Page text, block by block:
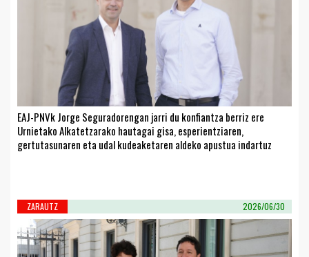
EAJ-PNVk Jorge Seguradorengan jarri du konfiantza berriz ere
Urnietako Alkatetzarako hautagai gisa, esperientziaren,
gertutasunaren eta udal kudeaketaren aldeko apustua indartuz
ZARAUTZ 2026/06/30